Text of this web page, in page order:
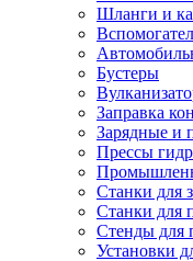
Шланги и
Бустеры
Заправка
Зарядные и
Прессы
Станки для
Станки для
Стенды для
Установки